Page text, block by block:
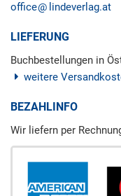
office
lindeverlag.at
LIEFERUNG
Buchbestellungen in
weitere
BEZAHLINFO
Wir liefern per